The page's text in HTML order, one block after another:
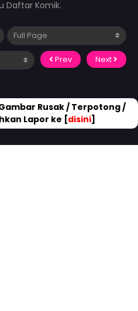
Daftar Komik.
Prev Next
Rusak / Terpotong /
Lapor ke [disini]